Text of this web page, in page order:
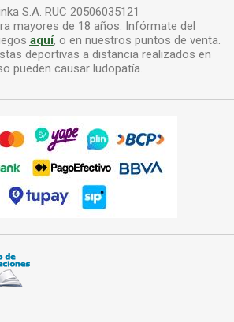
S.A. RUC 20506035121
mayores de 18 años. Infórmate del
aquí, o en nuestros puntos de venta.
deportivas a distancia realizados en
pueden causar ludopatía.